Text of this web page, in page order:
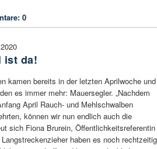
0
ist da!
kamen bereits in der letzten Aprilwoche und
es immer mehr: Mauersegler. „Nachdem
April Rauch- und Mehlschwalben
können wir nun endlich auch die
sich Fiona Brurein,
haben es noch